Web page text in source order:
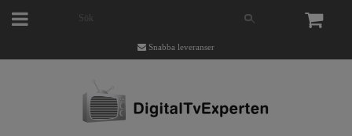
Snabba leveranser